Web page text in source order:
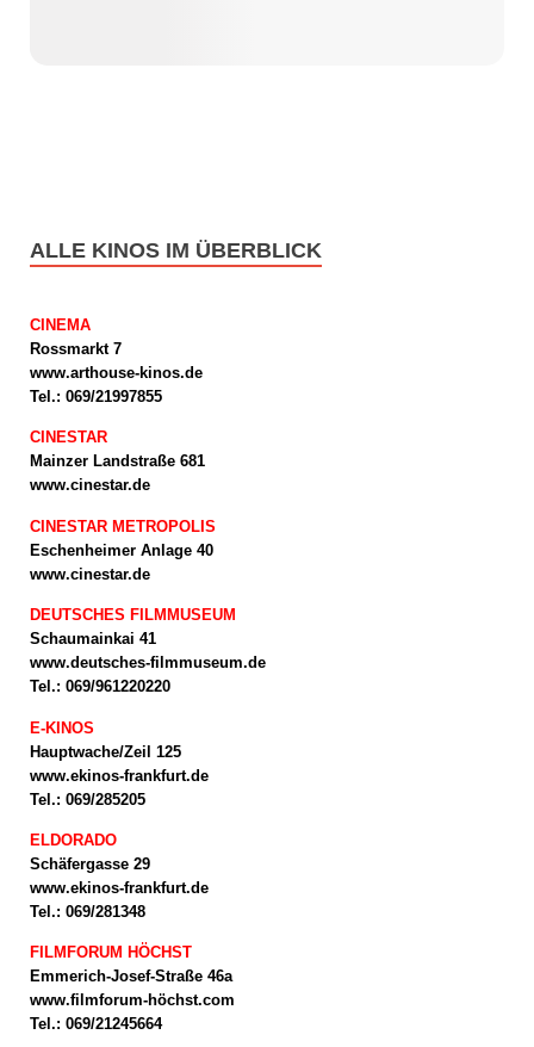
ALLE KINOS IM ÜBERBLICK
CINEMA
Rossmarkt 7
www.arthouse-kinos.de
Tel.: 069/21997855
CINESTAR
Mainzer Landstraße 681
www.cinestar.de
CINESTAR METROPOLIS
Eschenheimer Anlage 40
www.cinestar.de
DEUTSCHES FILMMUSEUM
Schaumainkai 41
www.deutsches-filmmuseum.de
Tel.: 069/961220220
E-KINOS
Hauptwache/Zeil 125
www.ekinos-frankfurt.de
Tel.: 069/285205
ELDORADO
Schäfergasse 29
www.ekinos-frankfurt.de
Tel.: 069/281348
FILMFORUM HÖCHST
Emmerich-Josef-Straße 46a
www.filmforum-höchst.com
Tel.: 069/21245664